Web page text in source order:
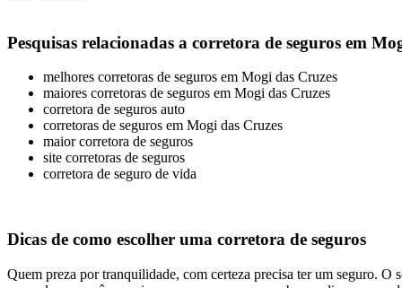
Pesquisas relacionadas a corretora de seguros em
melhores corretoras de seguros em Mogi das Cruzes
maiores corretoras de seguros em Mogi das Cruzes
corretora de seguros auto
corretoras de seguros em Mogi das Cruzes
maior corretora de seguros
site corretoras de seguros
corretora de seguro de vida
Dicas de como escolher uma corretora de seguros
Quem preza por tranquilidade, com certeza precisa ter um seguro.